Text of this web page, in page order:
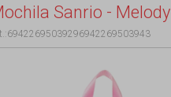
Sanrio - Melody
69422695039296942269503943